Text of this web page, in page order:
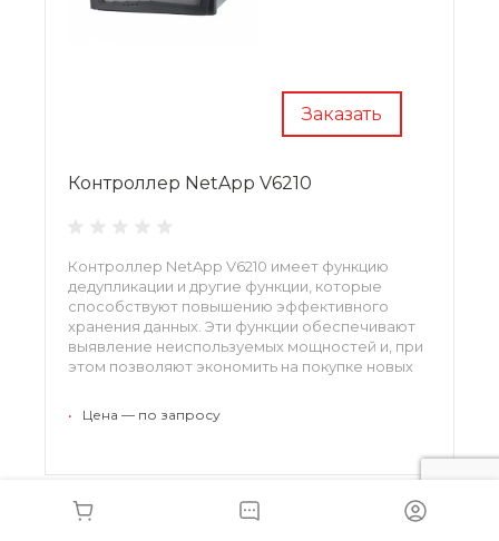
Заказать
Контроллер NetApp V6210
Контроллер NetApp V6210 имеет функцию
дедупликации и другие функции, которые
способствуют повышению эффективного
хранения данных. Эти функции обеспечивают
выявление неиспользуемых мощностей и, при
этом позволяют экономить на покупке новых
• Цена — по запросу